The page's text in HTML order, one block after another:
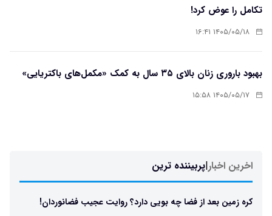
تکامل را عوض کرد!
۱۴۰۵/۰۵/۱۸ ۱۶:۴۱
بهبود باروری زنان بالای ۳۵ سال به کمک «مکمل‌های باکتریایی»
۱۴۰۵/۰۵/۱۷ ۱۵:۵۸
اخرین اخبار|پربیننده ترین
کره زمین بعد از فضا چه بویی دارد؟ روایت عجیب فضانوردان!